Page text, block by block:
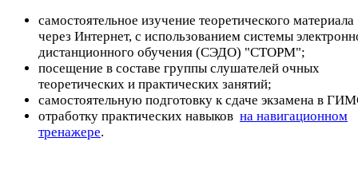
самостоятельное изучение теоретического материала
через Интернет, с использованием системы
дистанционного обучения (СЭДО) "СТОРМ";
посещение в составе группы слушателей очных
теоретических и практических занятий;
самостоятельную подготовку к сдаче экзамена в
отработку практических навыков на навигационном
тренажере.